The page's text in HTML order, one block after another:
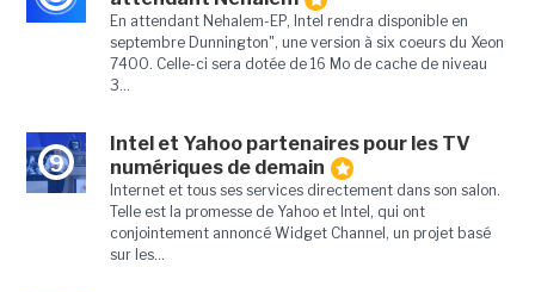
En attendant Nehalem-EP, Intel rendra disponible en
septembre Dunnington", une version à six coeurs du Xeon
7400. Celle-ci sera dotée de 16 Mo de cache de niveau
3...
9
Intel et Yahoo partenaires pour les TV
numériques de demain
Internet et tous ses services directement dans son salon.
Telle est la promesse de Yahoo et Intel, qui ont
conjointement annoncé Widget Channel, un projet basé
sur les...